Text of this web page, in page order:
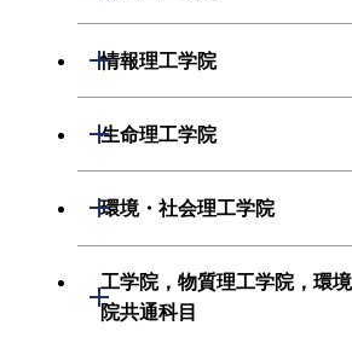
材料系
初年次専門科目
共通専門科目
情報理工学院
開閉
数理・計算科学系
初年次専門科目
創造プロセス科目
生命理工学院
開閉
生命理工学系
創造プロセス科目
環境・社会理工学院
開閉
建築学系
工学院，物質理工学院，環
院共通科目
開閉